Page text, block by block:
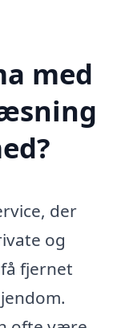
med
der
og
fjernet